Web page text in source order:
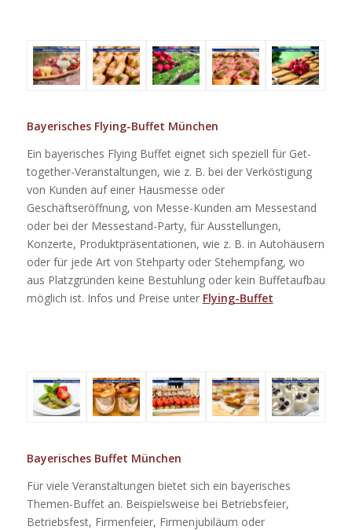
Bayerisches Flying-Buffet München
Ein bayerisches Flying Buffet eignet sich speziell für Get-
together-Veranstaltungen, wie z. B. bei der Verköstigung
von Kunden auf einer Hausmesse oder
Geschäftseröffnung, von Messe-Kunden am Messestand
oder bei der Messestand-Party, für Ausstellungen,
Konzerte, Produktpräsentationen, wie z. B. in Autohäusern
oder für jede Art von Stehparty oder Stehempfang, wo
aus Platzgründen keine Bestuhlung oder kein Buffetaufbau
möglich ist. Infos und Preise unter Flying-Buffet
Bayerisches Buffet München
Für viele Veranstaltungen bietet sich ein bayerisches
Themen-Buffet an. Beispielsweise bei Betriebsfeier,
Betriebsfest, Firmenfeier, Firmenjubiläum oder